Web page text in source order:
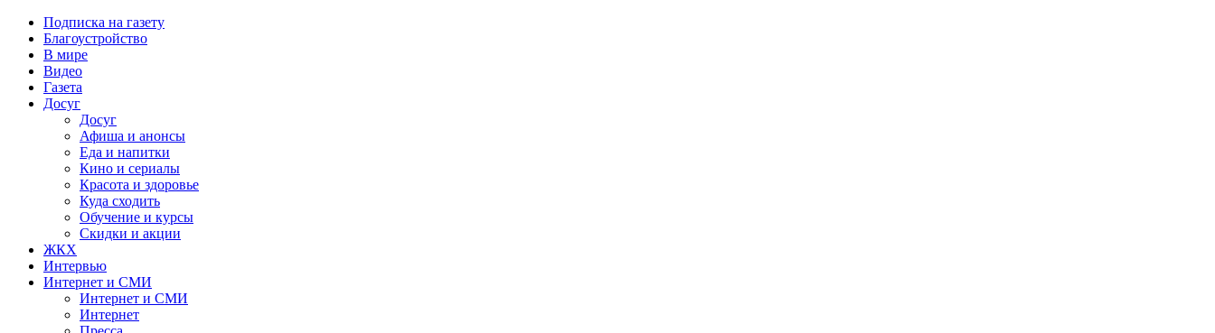
Подписка на газету
Благоустройство
В мире
Видео
Газета
Досуг
Досуг
Афиша и анонсы
Еда и напитки
Кино и сериалы
Красота и здоровье
Куда сходить
Обучение и курсы
Скидки и акции
ЖКХ
Интервью
Интернет и СМИ
Интернет и СМИ
Интернет